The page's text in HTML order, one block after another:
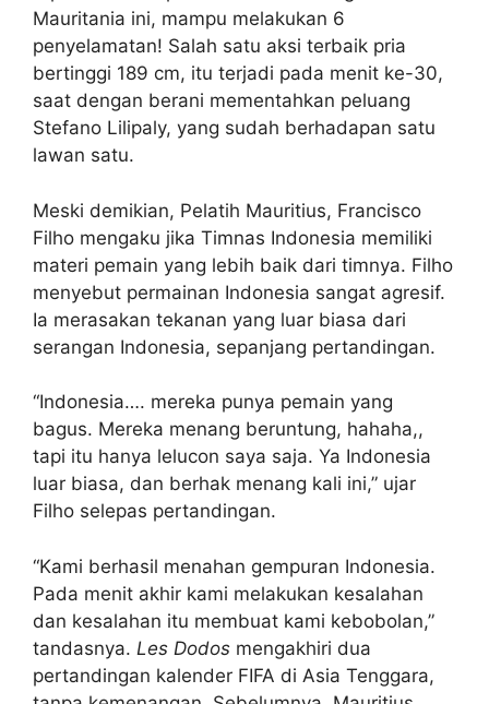
Mauritania ini, mampu melakukan 6
penyelamatan! Salah satu aksi terbaik pria
bertinggi 189 cm, itu terjadi pada menit ke-30,
saat dengan berani mementahkan peluang
Stefano Lilipaly, yang sudah berhadapan satu
lawan satu.
Meski demikian, Pelatih Mauritius, Francisco
Filho mengaku jika Timnas Indonesia memiliki
materi pemain yang lebih baik dari timnya. Filho
menyebut permainan Indonesia sangat agresif.
Ia merasakan tekanan yang luar biasa dari
serangan Indonesia, sepanjang pertandingan.
“Indonesia…. mereka punya pemain yang
bagus. Mereka menang beruntung, hahaha,,
tapi itu hanya lelucon saya saja. Ya Indonesia
luar biasa, dan berhak menang kali ini,” ujar
Filho selepas pertandingan.
“Kami berhasil menahan gempuran Indonesia.
Pada menit akhir kami melakukan kesalahan
dan kesalahan itu membuat kami kebobolan,”
tandasnya. Les Dodos mengakhiri dua
pertandingan kalender FIFA di Asia Tenggara,